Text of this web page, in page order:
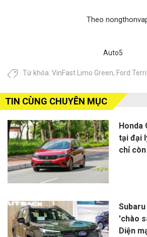
Theo
Auto5
Từ khóa: VinFast Limo Green, Ford
TIN CÙNG CHUYÊN MỤC
Honda
tại đại
chỉ
'chào
Diện